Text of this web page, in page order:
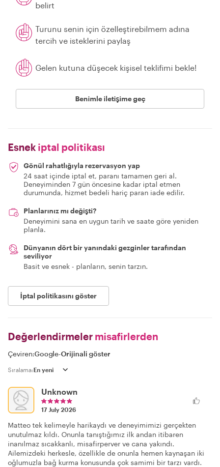
belirt
Turunu senin için özelleştirebilmem adına
tercih ve isteklerini paylaş
Gelen kutuna düşecek kişisel teklifimi bekle!
Benimle iletişime geç
Esnek iptal politikası
Gönül rahatlığıyla rezervasyon yap
24 saat içinde iptal et, paranı tamamen geri al.
Deneyiminden 7 gün öncesine kadar iptal etmen
durumunda, hizmet bedeli hariç paran iade edilir.
Planlarınız mı değişti?
Deneyimini sana en uygun tarih ve saate göre yeniden
planla.
Dünyanın dört bir yanındaki gezginler tarafından
seviliyor
Basit ve esnek - planların, senin tarzın.
İptal politikasını göster
Değerlendirmeler misafirlerden
Çeviren:Google-Orijinali göster
Sıralama:
Unknown
17 July 2026
Matteo tek kelimeyle harikaydı ve deneyimimizi gerçekten
unutulmaz kıldı. Onunla tanıştığımız ilk andan itibaren
inanılmaz sıcakkanlı, misafirperver ve cana yakındı.
Ailemizdeki herkesle, özellikle de onunla hemen kaynaşan iki
oğlumuzla bağ kurma konusunda çok samimi bir tarzı vardı.